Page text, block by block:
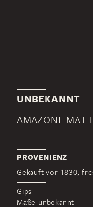
UNBEKANNT
AMAZONE
PROVENIENZ
Gekauft vor 1830,
Gips
Maße unbekannt